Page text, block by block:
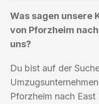
Was sagen unsere
von Pforzheim
uns?
Du bist auf der
Pforzheim nach